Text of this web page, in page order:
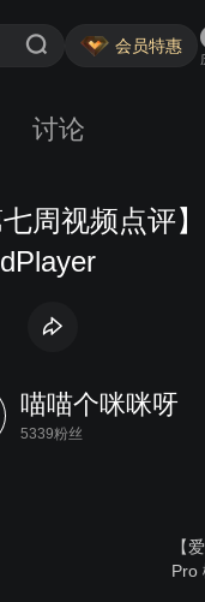
会员特惠
讨论
七周视频点评
喵喵个咪咪呀
5339粉丝
【
Pro